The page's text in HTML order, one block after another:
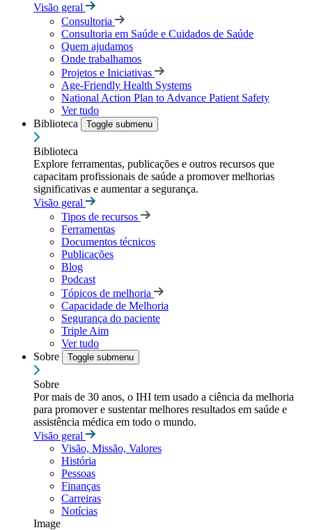
Visão geral
Consultoria
Consultoria em Saúde e Cuidados de Saúde
Quem ajudamos
Onde trabalhamos
Projetos e Iniciativas
Age-Friendly Health Systems
National Action Plan to Advance Patient Safety
Ver tudo
Biblioteca
Toggle submenu
Biblioteca
Explore ferramentas, publicações e outros recursos que
capacitam profissionais de saúde a promover melhorias
significativas e aumentar a segurança.
Visão geral
Tipos de recursos
Ferramentas
Documentos técnicos
Publicações
Blog
Podcast
Tópicos de melhoria
Capacidade de Melhoria
Segurança do paciente
Triple Aim
Ver tudo
Sobre
Toggle submenu
Sobre
Por mais de 30 anos, o IHI tem usado a ciência da melhoria
para promover e sustentar melhores resultados em saúde e
assistência médica em todo o mundo.
Visão geral
Visão, Missão, Valores
História
Pessoas
Finanças
Carreiras
Notícias
Image